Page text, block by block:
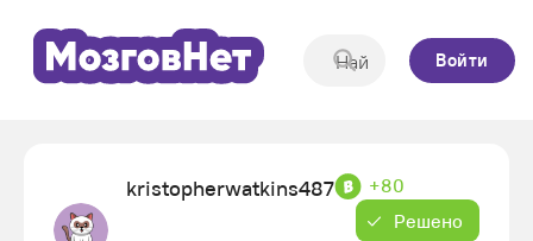
Войти
kristopherwatkins487
+80
Решено